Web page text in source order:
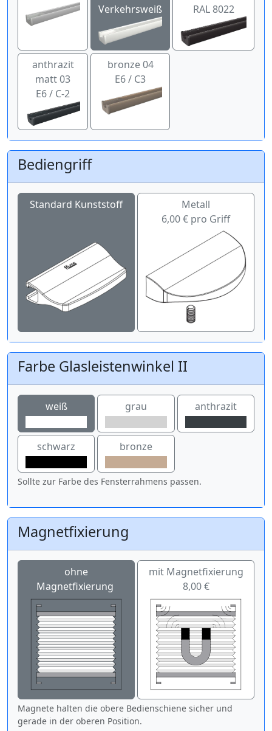
Verkehrsweiß
RAL 8022
anthrazit
matt 03
E6 / C-2
bronze 04
E6 / C3
Bediengriff
Standard Kunststoff
Metall
6,00 € pro Griff
Farbe Glasleistenwinkel II
weiß grau anthrazit
schwarz bronze
Sollte zur Farbe des Fensterrahmens passen.
Magnetfixierung
ohne
Magnetfixierung
mit Magnetfixierung
8,00 €
Magnete halten die obere Bedienschiene sicher und
gerade in der oberen Position.